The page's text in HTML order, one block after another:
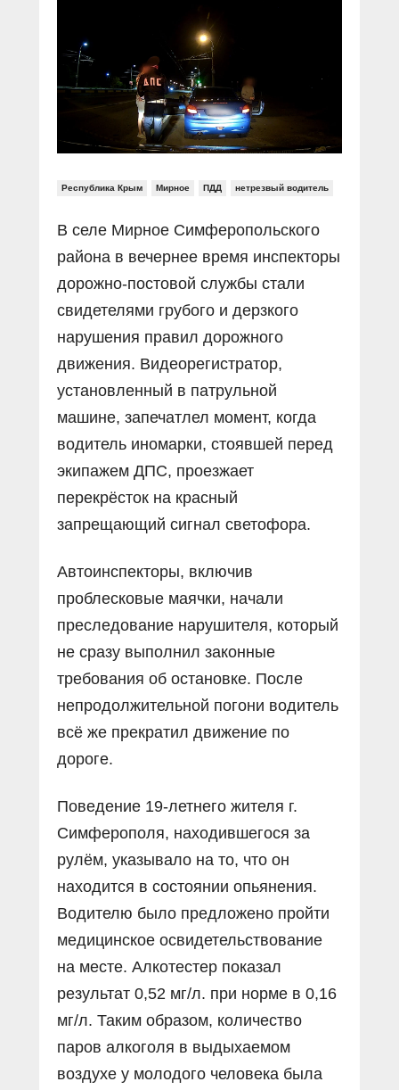
Документальные фильмы
Специальный репортаж
КиберПОСТОВОЙ
Журнал «Полиция России»
Контакты
Вакансии
Республика Крым Мирное ПДД нетрезвый водитель
В селе Мирное Симферопольского
района в вечернее время инспекторы
дорожно-постовой службы стали
свидетелями грубого и дерзкого
нарушения правил дорожного
движения. Видеорегистратор,
установленный в патрульной
машине, запечатлел момент, когда
водитель иномарки, стоявшей перед
экипажем ДПС, проезжает
перекрёсток на красный
запрещающий сигнал светофора.
Автоинспекторы, включив
проблесковые маячки, начали
преследование нарушителя, который
не сразу выполнил законные
требования об остановке. После
непродолжительной погони водитель
всё же прекратил движение по
дороге.
Поведение 19-летнего жителя г.
Симферополя, находившегося за
рулём, указывало на то, что он
находится в состоянии опьянения.
Водителю было предложено пройти
медицинское освидетельствование
на месте. Алкотестер показал
результат 0,52 мг/л. при норме в 0,16
мг/л. Таким образом, количество
паров алкоголя в выдыхаемом
воздухе у молодого человека была